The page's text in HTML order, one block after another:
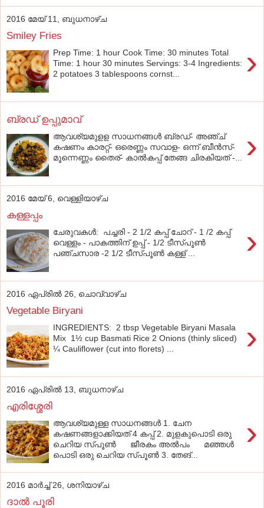
2016 മേയ് 11, ബുധനാഴ്‌ച
Smiley Fries
›
Prep Time: 1 hour Cook Time: 30 minutes Total
Time: 1 hour 30 minutes Servings: 3-4 Ingredients:
2 potatoes 3 tablespoons cornst...
ബ്രഡ്‌ ഉപ്പുമാവ്‌
›
ആവശ്യമുളള സാധനങ്ങള്‍ ബ്രഡ്‌- അഞ്ച്‌
കഷണം കാരറ്റ്‌- ഒരെണ്ണം സവാള- ഒന്ന്‌ ബീന്‍സ്‌-
മൂന്നെണ്ണം തൈര്‌- കാല്‍കപ്പ്‌ തേങ്ങ ചിരകിയത്‌ -...
2016 മേയ് 6, വെള്ളിയാഴ്‌ച
കള്ളപ്പം
›
ചേരുവകൾ: പച്ചരി - 2 1/2 കപ്പ് ചോറ് - 1 /2 കപ്പ്
വെള്ളം - പാകത്തിന് ഉപ്പ് - 1/2 ടീസ്പൂണ്‍
പഞ്ചസാര -2 1/2 ടീസ്പൂണ്‍ കള്ള് ...
2016 ഏപ്രിൽ 26, ചൊവ്വാഴ്ച
Vegetable Biryani
›
INGREDIENTS: 2 tbsp Vegetable Biryani Masala
Mix 1½ cup Basmati Rice 2 Onions (thinly sliced)
¼ Cauliflower (cut into florets) ...
2016 ഏപ്രിൽ 13, ബുധനാഴ്‌ച
എരിശ്ശേരി
›
ആവശ്യമുള്ള സാധനങ്ങൾ 1. ചേന
കഷണങ്ങളാക്കിയത് 4 കപ്പ് 2. മുളകുപൊടി ഒരു
ചെറിയ സ്പൂൺ ജീരകം അൽപം മഞ്ഞൾ
പൊടി ഒരു ചെറിയ സ്പൂൺ 3. തേങ്...
2016 മാർച്ച് 26, ശനിയാഴ്‌ച
ദാൽ പൂരി